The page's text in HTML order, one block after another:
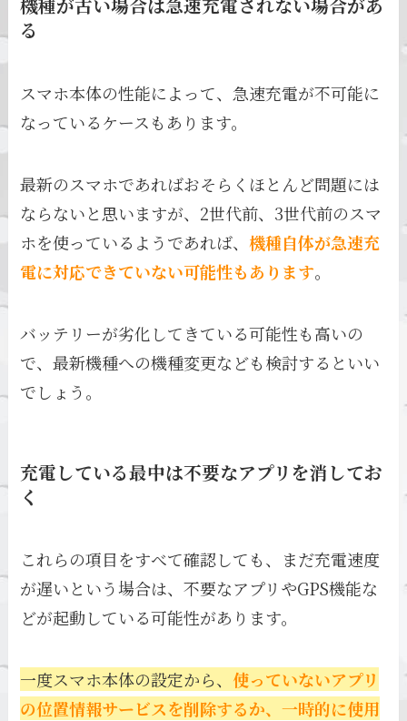
機種が古い場合は急速充電されない場合があ
る
スマホ本体の性能によって、急速充電が不可能に
なっているケースもあります。
最新のスマホであればおそらくほとんど問題には
ならないと思いますが、2世代前、3世代前のスマ
ホを使っているようであれば、機種自体が急速充
電に対応できていない可能性もあります。
バッテリーが劣化してきている可能性も高いの
で、最新機種への機種変更なども検討するといい
でしょう。
充電している最中は不要なアプリを消してお
く
これらの項目をすべて確認しても、まだ充電速度
が遅いという場合は、不要なアプリやGPS機能な
どが起動している可能性があります。
一度スマホ本体の設定から、 使っていないアプリ
の位置情報サービスを削除するか、一時的に使用